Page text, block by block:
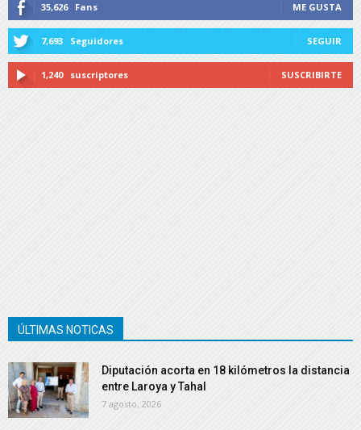
35,626 Fans ME GUSTA
7,693 Seguidores SEGUIR
1,240 suscriptores SUSCRIBIRTE
ÚLTIMAS NOTICAS
Diputación acorta en 18 kilómetros la distancia
entre Laroya y Tahal
7 agosto, 2026